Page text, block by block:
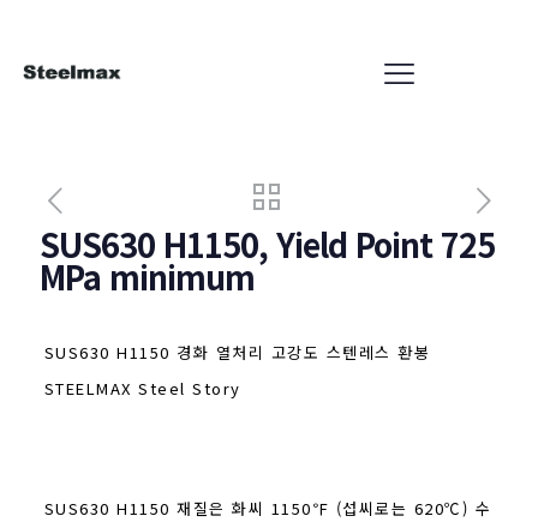
SUS630 H1150, Yield Point 725
MPa minimum
SUS630 H1150 경화 열처리 고강도 스텐레스 환봉
STEELMAX Steel Story
SUS630 H1150 재질은 화씨 1150℉ (섭씨로는 620℃) 수